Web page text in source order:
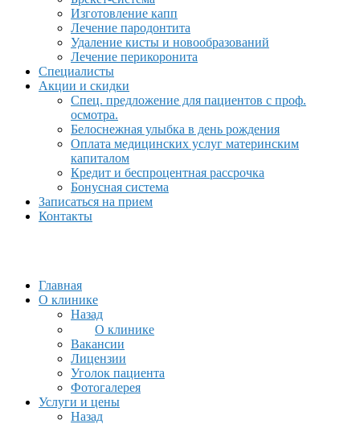
Изготовление капп
Лечение пародонтита
Удаление кисты и новообразований
Лечение перикоронита
Специалисты
Акции и скидки
Спец. предложение для пациентов с проф.
осмотра.
Белоснежная улыбка в день рождения
Оплата медицинских услуг материнским
капиталом
Кредит и беспроцентная рассрочка
Бонусная система
Записаться на прием
Контакты
Главная
О клинике
Назад
О клинике
Вакансии
Лицензии
Уголок пациента
Фотогалерея
Услуги и цены
Назад